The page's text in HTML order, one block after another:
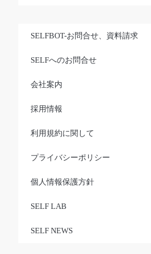
SELFBOT-お問合せ、資料請求
SELFへのお問合せ
会社案内
採用情報
利用規約に関して
プライバシーポリシー
個人情報保護方針
SELF LAB
SELF NEWS